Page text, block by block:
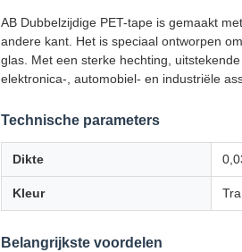
AB Dubbelzijdige PET-tape is gemaakt
andere kant. Het is speciaal ontworpen
glas. Met een sterke hechting,
elektronica-, automobiel- en industriële
Technische parameters
Dikte
Kleur
Belangrijkste voordelen